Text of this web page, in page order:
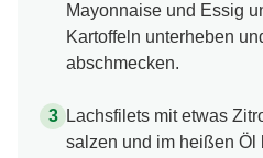
Mayonnaise und Essig
Kartoffeln unterheben
abschmecken.
Lachsfilets mit etwas
salzen und im heißen Öl